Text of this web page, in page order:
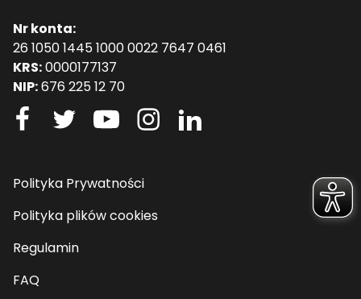
Nr konta:
26 1050 1445 1000 0022 7647 0461
KRS:0000177137
NIP:676 225 12 70
Polityka Prywatności
Polityka plików cookies
Regulamin
FAQ